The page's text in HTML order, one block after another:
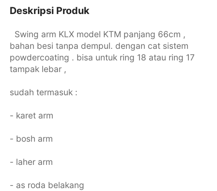
Deskripsi Produk
Swing arm KLX model KTM panjang 66cm ,
bahan besi tanpa dempul. dengan cat sistem
powdercoating . bisa untuk ring 18 atau ring 17
tampak lebar ,
sudah termasuk :
- karet arm
- bosh arm
- laher arm
- as roda belakang